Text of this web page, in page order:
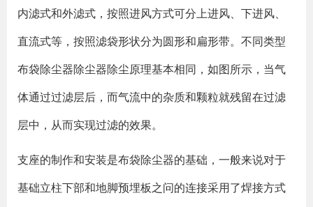
内滤式和外滤式，按照进风方式可分上进风、下进风、
直流式等，按照滤袋形状分为圆形和扁形带。不同类型
布袋除尘器除尘器除尘原理基本相同，如图所示，当气
体通过过滤层后，而气流中的杂质和颗粒就残留在过滤
层中，从而实现过滤的效果。
支座的制作和安装是布袋除尘器的基础，一般来说对于
基础立柱下部和地脚预埋板之问的连接采用了焊接方式